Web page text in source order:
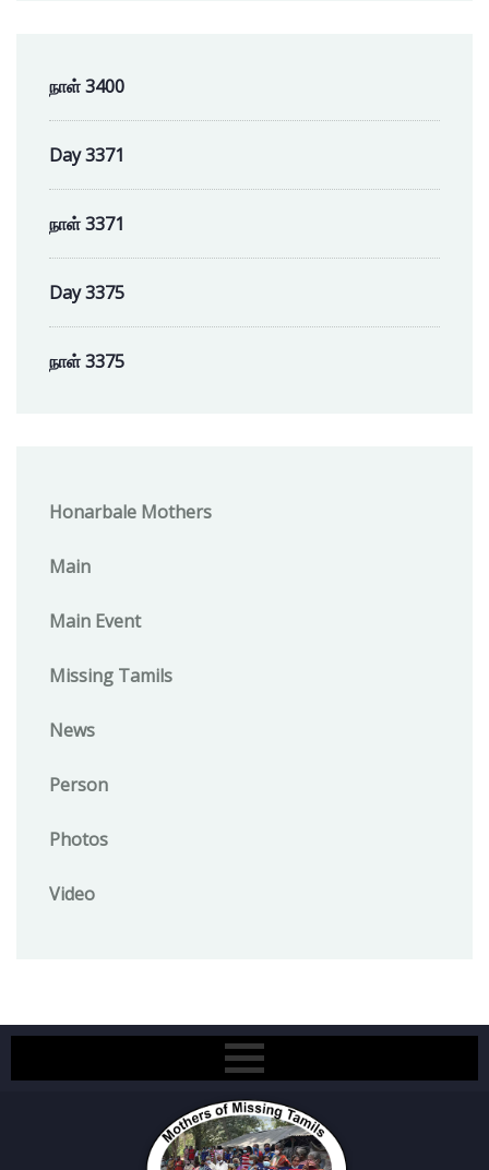
நாள் 3400
Day 3371
நாள் 3371
Day 3375
நாள் 3375
Honarbale Mothers
Main
Main Event
Missing Tamils
News
Person
Photos
Video